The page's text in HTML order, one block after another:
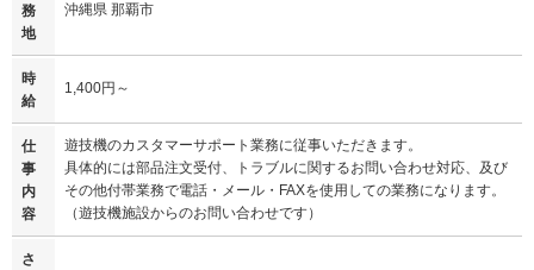
務
地
沖縄県 那覇市
時
給
1,400円～
仕
事
内
容
遊技機のカスタマーサポート業務に従事いただきます。
具体的には部品注文受付、トラブルに関するお問い合わせ対応、及び
その他付帯業務で電話・メール・FAXを使用しての業務になります。
（遊技機施設からのお問い合わせです）
さ